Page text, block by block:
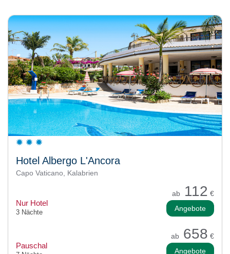
Hotel Albergo L'Ancora
Capo Vaticano, Kalabrien
ab 112 €
Nur Hotel
3 Nächte Angebote
ab 658 €
Pauschal
Angebote